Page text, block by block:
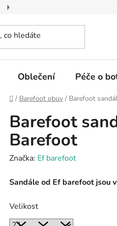
Kontakty na prodejny
Oblečení Péče o
Domů
/ Barefoot obuv / Barefoot
Barefoot
Barefoot
Značka: Ef barefoot
Sandále od Ef barefoot jsou
Velikost